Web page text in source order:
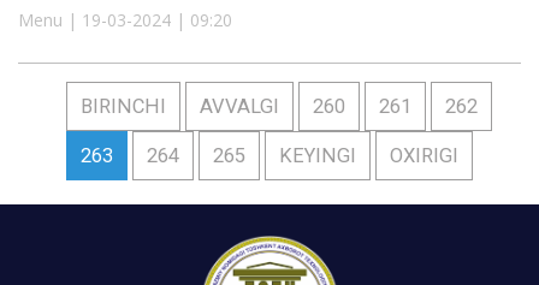
Menu | 19-03-2024 | 09:20
BIRINCHI AVVALGI 260 261 262
263 264 265 KEYINGI OXIRIGI